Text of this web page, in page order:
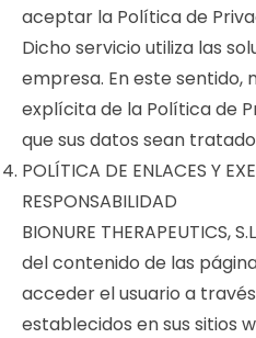
aceptar la Política de
Dicho servicio utiliza las
empresa. En este
explícita de la Política de
que sus datos sean
POLÍTICA DE ENLACES Y
RESPONSABILIDAD
BIONURE THERAPEUTICS,
del contenido de las
acceder el usuario a
establecidos en sus sitios